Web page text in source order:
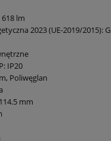
lm
2023 (UE-2019/2015): G
IP20
Poliwęglan
mm